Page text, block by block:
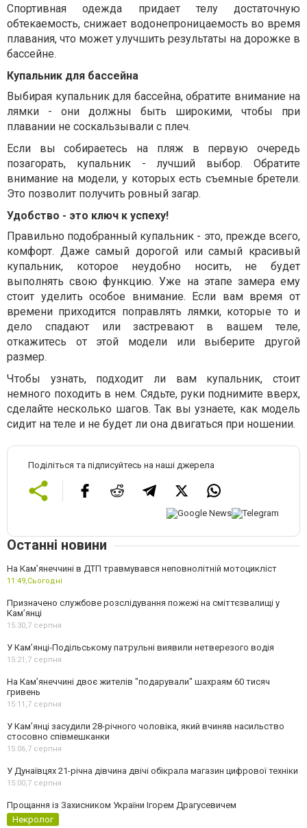
Спортивная одежда придает телу достаточную
обтекаемость, снижает водонепроницаемость во время
плавания, что может улучшить результаты на дорожке в
бассейне.
Купальник для бассейна
Выбирая купальник для бассейна, обратите внимание на
лямки - они должны быть широкими, чтобы при
плавании не соскальзывали с плеч.
Если вы собираетесь на пляж в первую очередь
позагорать, купальник - лучший выбор. Обратите
внимание на модели, у которых есть съемные бретели.
Это позволит получить ровный загар.
Удобство - это ключ к успеху!
Правильно подобранный купальник - это, прежде всего,
комфорт. Даже самый дорогой или самый красивый
купальник, которое неудобно носить, не будет
выполнять свою функцию. Уже на этапе замера ему
стоит уделить особое внимание. Если вам время от
времени приходится поправлять лямки, которые то и
дело спадают или застревают в вашем теле,
откажитесь от этой модели или выберите другой
размер.
Чтобы узнать, подходит ли вам купальник, стоит
немного походить в нем. Сядьте, руки поднимите вверх,
сделайте несколько шагов. Так вы узнаете, как модель
сидит на теле и не будет ли она двигаться при ношении.
Поділіться та підписуйтесь на наші джерела
Останні новини
На Кам’янеччині в ДТП травмувався неповнолітній мотоцикліст
11:49,Сьогодні
Призначено службове розслідування пожежі на сміттєзвалищі у
Кам’янці
15:30,7 серпня
У Кам’янці-Подільському патрульні виявили нетверезого водія
15:21,7 серпня
На Камʼянеччині двоє жителів "подарували" шахраям 60 тисяч
гривень
15:11,7 серпня
У Камʼянці засудили 28-річного чоловіка, який вчиняв насильство
стосовно співмешканки
15:06,7 серпня
У Дунаївцях 21-річна дівчина двічі обікрала магазин цифрової техніки
15:00,7 серпня
Прощання із Захисником України Ігорем Драгусевичем
Некролог